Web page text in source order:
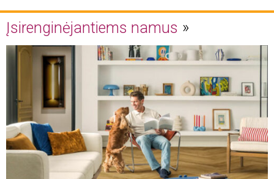
Įsirenginėjantiems namus